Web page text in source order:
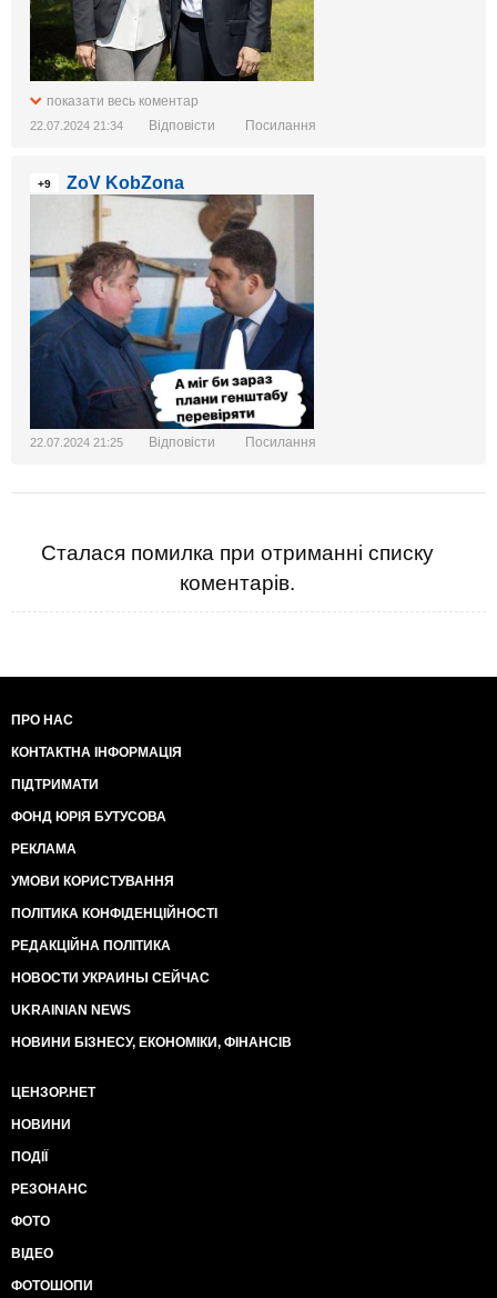
показати весь коментар
22.07.2024 21:34 Відповісти Посилання
+9 ZoV KobZona
22.07.2024 21:25 Відповісти Посилання
Сталася помилка при отриманні списку
коментарів.
ПРО НАС
КОНТАКТНА ІНФОРМАЦІЯ
ПІДТРИМАТИ
ФОНД ЮРІЯ БУТУСОВА
РЕКЛАМА
УМОВИ КОРИСТУВАННЯ
ПОЛІТИКА КОНФІДЕНЦІЙНОСТІ
РЕДАКЦІЙНА ПОЛІТИКА
НОВОСТИ УКРАИНЫ СЕЙЧАС
UKRAINIAN NEWS
НОВИНИ БІЗНЕСУ, ЕКОНОМІКИ, ФІНАНСІВ
ЦЕНЗОР.НЕТ
НОВИНИ
ПОДІЇ
РЕЗОНАНС
ФОТО
ВІДЕО
ФОТОШОПИ